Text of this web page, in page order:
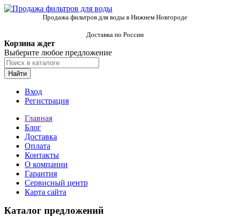
Продажа фильтров для воды в Нижнем Новгороде
Доставка по России
Корзина ждет
Выберите любое предложение
Найти
Вход
Регистрация
Главная
Блог
Доставка
Оплата
Контакты
О компании
Гарантия
Сервисный центр
Карта сайта
Каталог предложений